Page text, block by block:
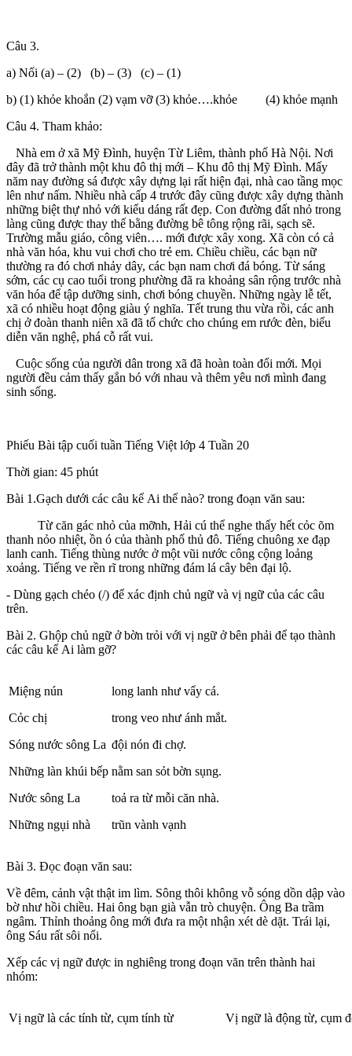
Câu 3.
a) Nối (a) – (2) (b) – (3) (c) – (1)
b) (1) khỏe khoắn (2) vạm vỡ (3) khỏe….khỏe (4) khỏe mạnh
Câu 4. Tham khảo:
Nhà em ở xã Mỹ Đình, huyện Từ Liêm, thành phố Hà Nội. Nơi
đây đã trở thành một khu đô thị mới – Khu đô thị Mỹ Đình. Mấy
năm nay đường sá được xây dựng lại rất hiện đại, nhà cao tầng mọc
lên như nấm. Nhiều nhà cấp 4 trước đây cũng được xây dựng thành
những biệt thự nhỏ với kiểu dáng rất đẹp. Con đường đất nhỏ trong
làng cũng được thay thế bằng đường bê tông rộng rãi, sạch sẽ.
Trường mẫu giáo, công viên…. mới được xây xong. Xã còn có cả
nhà văn hóa, khu vui chơi cho trẻ em. Chiều chiều, các bạn nữ
thường ra đó chơi nhảy dây, các bạn nam chơi đá bóng. Từ sáng
sớm, các cụ cao tuổi trong phường đã ra khoảng sân rộng trước nhà
văn hóa để tập dưỡng sinh, chơi bóng chuyền. Những ngày lễ tết,
xã có nhiều hoạt động giàu ý nghĩa. Tết trung thu vừa rồi, các anh
chị ở đoàn thanh niên xã đã tổ chức cho chúng em rước đèn, biểu
diễn văn nghệ, phá cỗ rất vui.
Cuộc sống của người dân trong xã đã hoàn toàn đổi mới. Mọi
người đều cảm thấy gắn bó với nhau và thêm yêu nơi mình đang
sinh sống.
Phiếu Bài tập cuối tuần Tiếng Việt lớp 4 Tuần 20
Thời gian: 45 phút
Bài 1.Gạch dưới các câu kể Ai thế nào? trong đoạn văn sau:
Từ căn gác nhỏ của mỡnh, Hải cú thể nghe thấy hết cỏc õm
thanh nỏo nhiệt, ồn ó của thành phố thủ đô. Tiếng chuông xe đạp
lanh canh. Tiếng thùng nước ở một vũi nước công cộng loảng
xoảng. Tiếng ve rền rĩ trong những đám lá cây bên đại lộ.
- Dùng gạch chéo (/) để xác định chủ ngữ và vị ngữ của các câu
trên.
Bài 2. Ghộp chủ ngữ ở bờn trỏi với vị ngữ ở bên phải để tạo thành
các câu kể Ai làm gỡ?
Miệng nún
Cỏc chị
Sóng nước sông La
Những làn khúi bếp
Nước sông La
Những ngụi nhà
long lanh như vẩy cá.
trong veo như ánh mắt.
đội nón đi chợ.
nằm san sỏt bờn sụng.
toả ra từ mỗi căn nhà.
trũn vành vạnh
Bài 3. Đọc đoạn văn sau:
Về đêm, cảnh vật thật im lìm. Sông thôi không vỗ sóng dồn dập vào
bờ như hồi chiều. Hai ông bạn già vẫn trò chuyện. Ông Ba trầm
ngâm. Thỉnh thoảng ông mới đưa ra một nhận xét dè dặt. Trái lại,
ông Sáu rất sôi nổi.
Xếp các vị ngữ được in nghiêng trong đoạn văn trên thành hai
nhóm:
Vị ngữ là các tính từ, cụm tính từ Vị ngữ là động từ, cụm